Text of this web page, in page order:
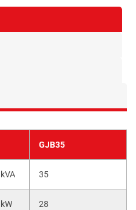
GJB35
kVA 35
kW 28